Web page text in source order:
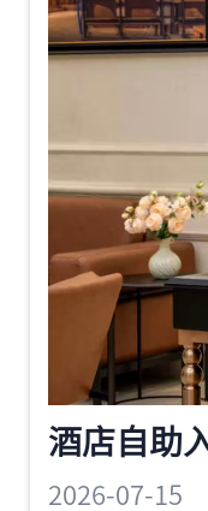
2026-07-15